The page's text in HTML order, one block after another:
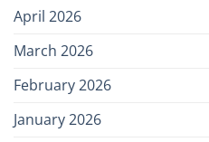
April 2026
March 2026
February 2026
January 2026